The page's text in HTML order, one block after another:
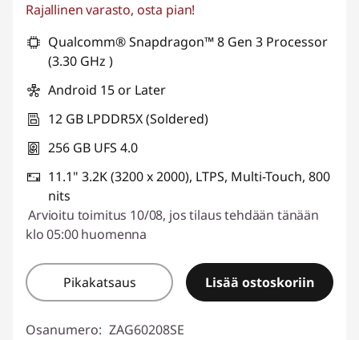
Rajallinen varasto, osta pian!
Qualcomm® Snapdragon™ 8 Gen 3 Processor
(3.30 GHz )
Android 15 or Later
12 GB LPDDR5X (Soldered)
256 GB UFS 4.0
11.1" 3.2K (3200 x 2000), LTPS, Multi-Touch, 800
nits
Arvioitu toimitus 10/08, jos tilaus tehdään tänään
klo 05:00 huomenna
Pikakatsaus Lisää ostoskoriin
Osanumero: ZAG60208SE